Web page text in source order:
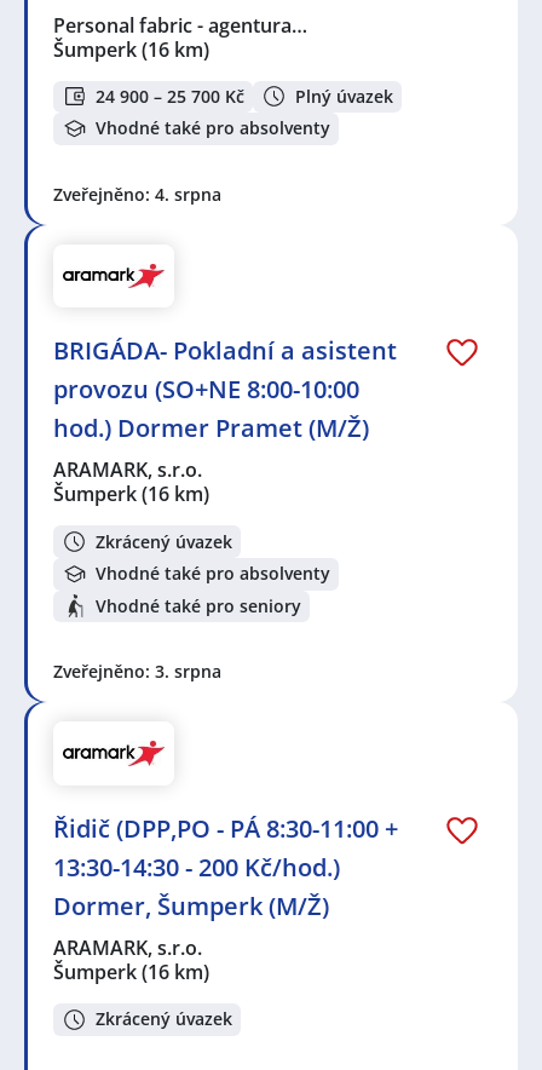
Personal fabric - agentura…
Šumperk(16 km)
24 900 – 25 700 Kč
Plný úvazek
Vhodné také pro absolventy
Zveřejněno: 4. srpna
BRIGÁDA- Pokladní a asistent
provozu (SO+NE 8:00-10:00
hod.) Dormer Pramet (M/Ž)
ARAMARK, s.r.o.
Šumperk(16 km)
Zkrácený úvazek
Vhodné také pro absolventy
Vhodné také pro seniory
Zveřejněno: 3. srpna
Řidič (DPP,PO - PÁ 8:30-11:00 +
13:30-14:30 - 200 Kč/hod.)
Dormer, Šumperk (M/Ž)
ARAMARK, s.r.o.
Šumperk(16 km)
Zkrácený úvazek